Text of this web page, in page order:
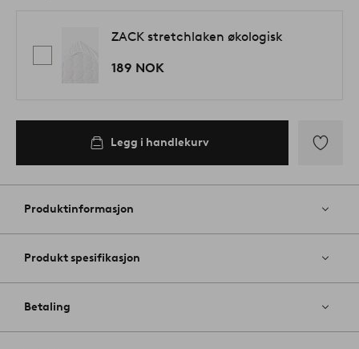
ZACK stretchlaken økologisk
189 NOK
Legg i handlekurv
til
Produktinformasjon
Produkt spesifikasjon
Betaling